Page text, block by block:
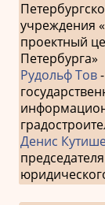
учреждения
проектный
Петербурга»
Рудольф Тов-
Денис